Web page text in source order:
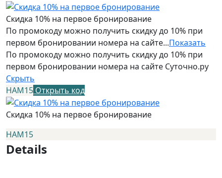
Скидка 10% на первое бронирование
По промокоду можно получить скидку до 10% при
первом бронировании номера на сайте...Показать
По промокоду можно получить скидку до 10% при
первом бронировании номера на сайте Суточно.ру
Скрыть
НАМ15 Открыть код
Скидка 10% на первое бронирование
НАМ15
Details